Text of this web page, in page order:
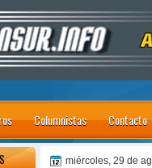
Columnistas Contacto
miércoles, 29 de